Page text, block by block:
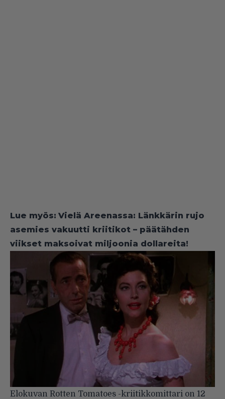
Lue myös: Vielä Areenassa: Länkkärin rujo
asemies vakuutti kriitikot – päätähden
viikset maksoivat miljoonia dollareita!
Elokuvan Rotten Tomatoes -kriitikkomittari on 12